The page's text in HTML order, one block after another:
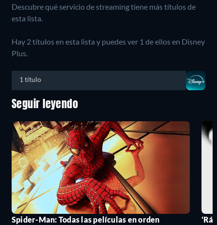
Descubre qué servicio de streaming tiene más títulos de
esta lista.
Hay 2 títulos en esta lista y puedes ver 1 de ellos en Disney
Plus.
1 título
Seguir leyendo
Spider-Man: Todas las películas en orden